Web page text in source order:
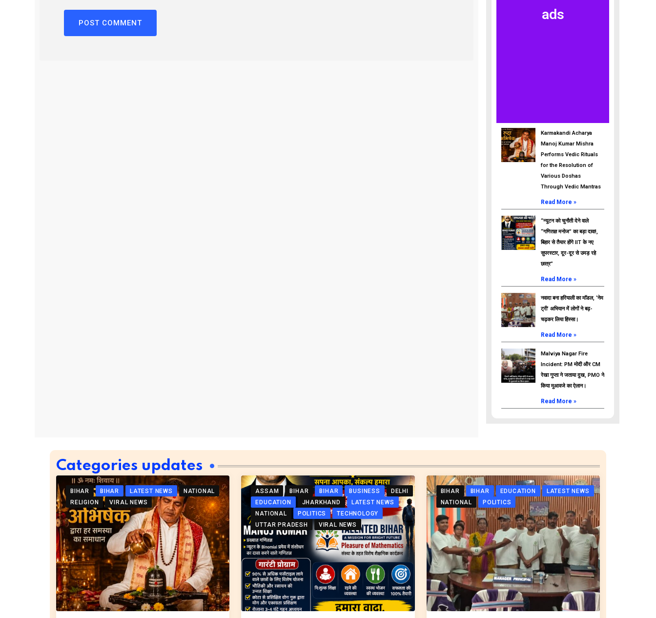
ads
Karmakandi Acharya
Manoj Kumar Mishra
Performs Vedic Rituals
for the Resolution of
Various Doshas
Through Vedic Mantras
Read More »
“न्यूटन को चुनौती देने वाले
“गणितज्ञ मनोज” का बड़ा दावा!,
बिहार से तैयार होंगे IIT के नए
सुपरस्टार, दूर-दूर से उमड़ रहे
छात्र”
Read More »
नवादा बना हरियाली का मॉडल, ‘नेम
ट्री’ अभियान में लोगों ने बढ़-
चढ़कर लिया हिस्सा।
Read More »
Malviya Nagar Fire
Incident: PM मोदी और CM
रेखा गुप्ता ने जताया दुख, PMO ने
किया मुआवजे का ऐलान।
Read More »
Categories updates
BIHAR BIHAR LATEST NEWS
NATIONAL
RELIGION
VIRAL NEWS
ASSAM BIHAR BIHAR BUSINESS
DELHI
EDUCATION
JHARKHAND
LATEST NEWS
NATIONAL
POLITICS
TECHNOLOGY
UTTAR PRADESH
VIRAL NEWS
BIHAR BIHAR EDUCATION
LATEST NEWS
NATIONAL
POLITICS